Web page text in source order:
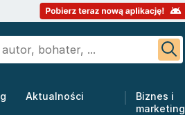
Aktualności
Biznes i
marketing